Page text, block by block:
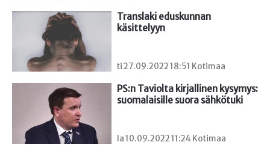
Translaki eduskunnan
käsittelyyn
ti 27.09.2022 18:51 Kotimaa
PS:n Taviolta kirjallinen kysymys:
suomalaisille suora sähkötuki
la 10.09.2022 11:24 Kotimaa